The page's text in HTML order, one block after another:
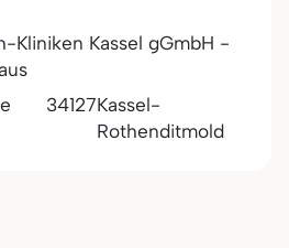
Kliniken Kassel gGmbH -
34127Kassel-
Rothenditmold